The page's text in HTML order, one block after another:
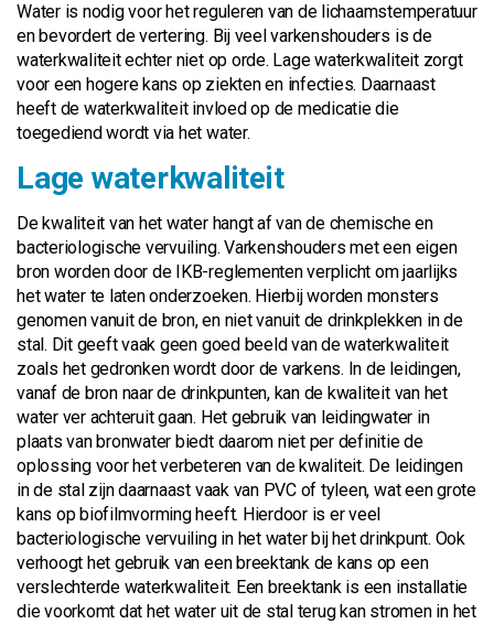
Water is nodig voor het reguleren van de lichaamstemperatuur
en bevordert de vertering. Bij veel varkenshouders is de
waterkwaliteit echter niet op orde. Lage waterkwaliteit zorgt
voor een hogere kans op ziekten en infecties. Daarnaast
heeft de waterkwaliteit invloed op de medicatie die
toegediend wordt via het water.
Lage waterkwaliteit
De kwaliteit van het water hangt af van de chemische en
bacteriologische vervuiling. Varkenshouders met een eigen
bron worden door de IKB-reglementen verplicht om jaarlijks
het water te laten onderzoeken. Hierbij worden monsters
genomen vanuit de bron, en niet vanuit de drinkplekken in de
stal. Dit geeft vaak geen goed beeld van de waterkwaliteit
zoals het gedronken wordt door de varkens. In de leidingen,
vanaf de bron naar de drinkpunten, kan de kwaliteit van het
water ver achteruit gaan. Het gebruik van leidingwater in
plaats van bronwater biedt daarom niet per definitie de
oplossing voor het verbeteren van de kwaliteit. De leidingen
in de stal zijn daarnaast vaak van PVC of tyleen, wat een grote
kans op biofilmvorming heeft. Hierdoor is er veel
bacteriologische vervuiling in het water bij het drinkpunt. Ook
verhoogt het gebruik van een breektank de kans op een
verslechterde waterkwaliteit. Een breektank is een installatie
die voorkomt dat het water uit de stal terug kan stromen in het